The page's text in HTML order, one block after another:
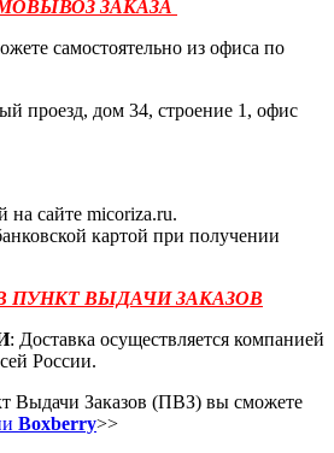
ЗАКАЗА
самостоятельно из офиса по
проезд, дом 34, строение 1, офис
на сайте micoriza.ru.
картой при получении
ПУНКТ ВЫДАЧИ ЗАКАЗОВ
: Доставка осуществляется компанией
России.
Выдачи Заказов (ПВЗ) вы сможете
Boxberry>>